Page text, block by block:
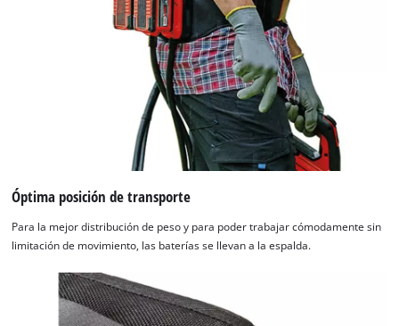
Óptima posición de transporte
Para la mejor distribución de peso y para poder trabajar cómodamente sin
limitación de movimiento, las baterías se llevan a la espalda.